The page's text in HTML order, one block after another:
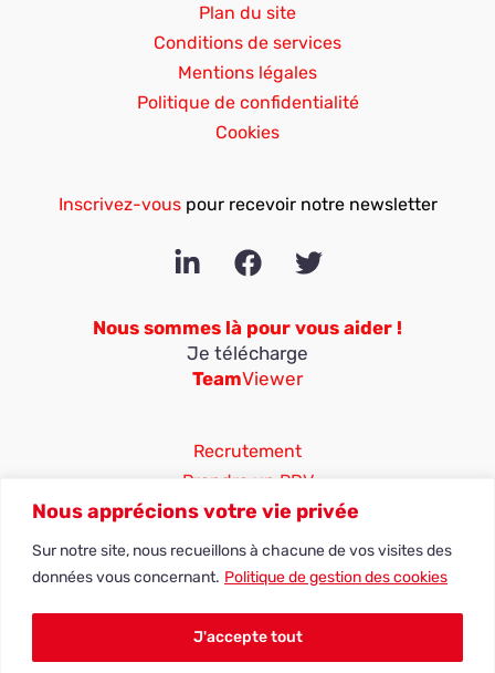
Nous apprécions votre vie privée
Sur notre site, nous recueillons à chacune de vos visites des
données vous concernant. Politique de gestion des cookies
J'accepte tout
Plan du site
Conditions de services
Mentions légales
Politique de confidentialité
Cookies
Inscrivez-vouspour recevoir notre newsletter
Nous sommes là pour vous aider !
Je télécharge
TeamViewer
Recrutement
Prendre un RDV
25 ter rue Jean Moulin
ZA du Coulmet
03 25 41 11 68
contact@adn-systemes.fr